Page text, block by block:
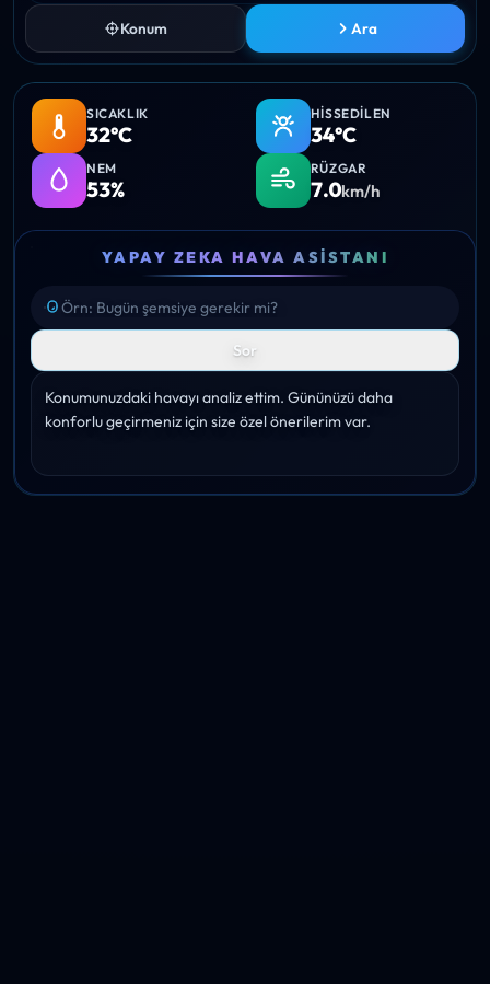
Konum Ara
SICAKLIK
32°C
HISSEDILEN
34°C
NEM
53%
RÜZGAR
7.0km/h
YAPAY ZEKA HAVA ASISTANI
Sor
Konumunuzdaki havayı analiz ettim. Gününüzü daha
konforlu geçirmeniz için size özel önerilerim var.